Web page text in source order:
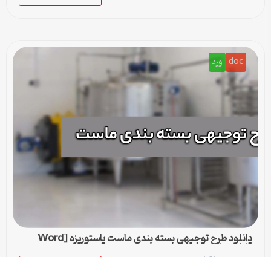
doc ورد
دانلود طرح توجیهی بسته بندی ماست پاستوریزه [Word
قابل ویرایش]